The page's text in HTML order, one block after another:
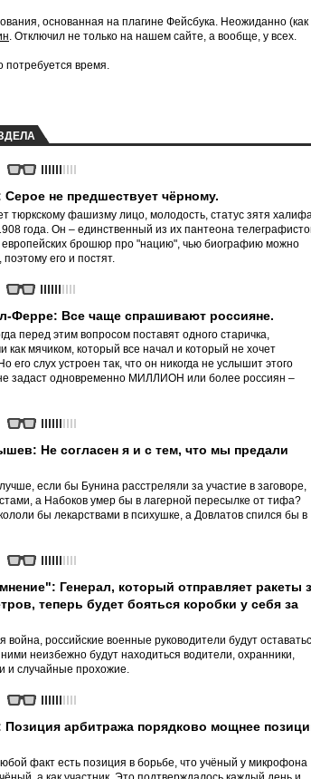
основанная на плагине Фейсбука. Неожиданно (как
. Отключил не только на нашем сайте, а вообще, у всех.
потребуется время.
Серое не предшествует чёрному.
тюркскому фашизму лицо, молодость, статус зятя
года. Он – единственный из их пантеона
европейских брошюр про "нацию", чью биографию можно
поэтому его и постят.
Ферре: Все чаще спрашивают россияне.
перед этим вопросом поставят одного старичка,
как мячиком, который все начал и который не хочет
его слух устроен так, что он никогда не услышит этого
задаст одновременно МИЛЛИОН или более россиян –
Не согласен я и с тем, что мы предали
если бы Бунина расстреляли за участие в заговоре,
а Набоков умер бы в лагерной пересылке от тифа?
бы лекарствами в психушке, а Довлатов спился бы в
Генерал, который отправляет ракеты
теперь будет бояться коробки у себя за
война, российские военные руководители будут
неизбежно будут находиться водители, охранники,
и случайные прохожие.
Позиция арбитража порядково мощнее
факт есть позиция в борьбе, что учёный у микрофона